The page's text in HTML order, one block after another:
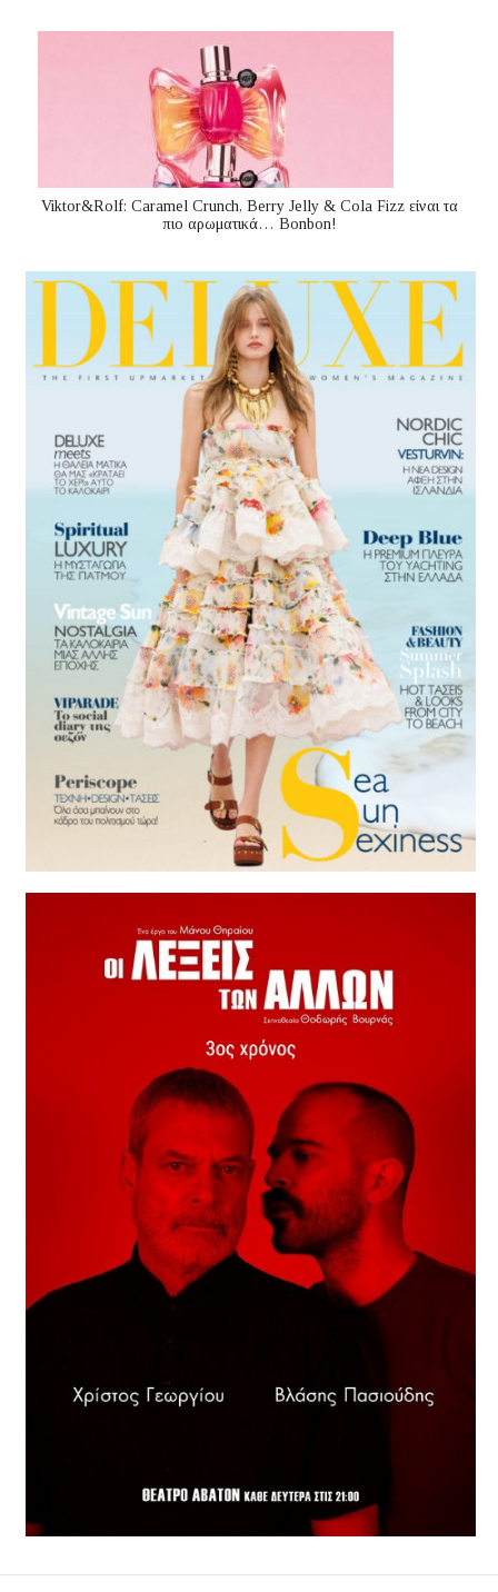
Viktor&Rolf: Caramel Crunch, Berry Jelly & Cola Fizz είναι τα
πιο αρωματικά… Bonbon!